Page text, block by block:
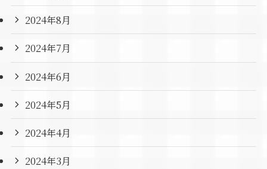
2024年8月
2024年7月
2024年6月
2024年5月
2024年4月
2024年3月